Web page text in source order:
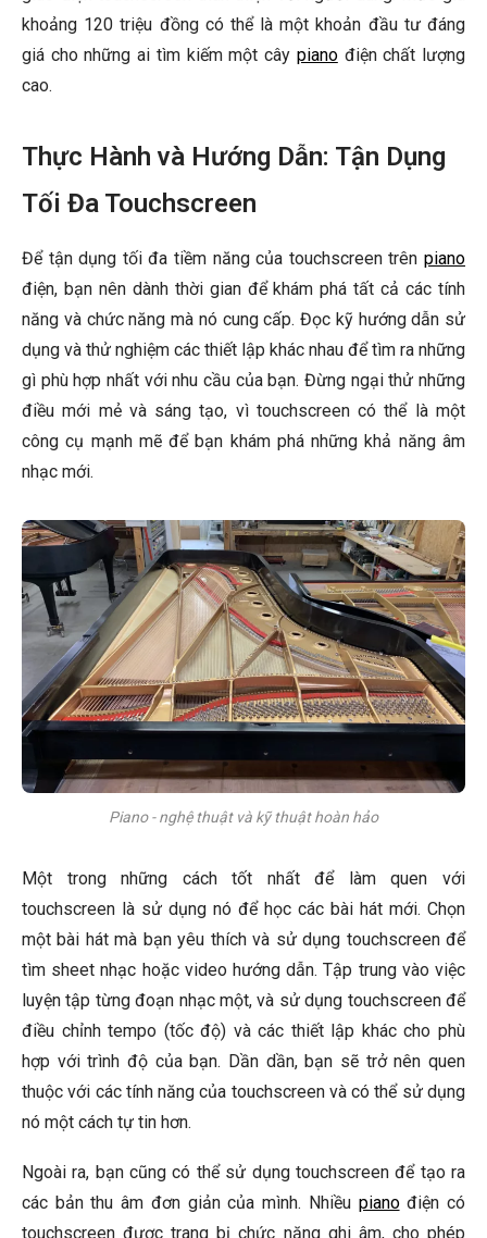
khoảng 120 triệu đồng có thể là một khoản đầu tư đáng
giá cho những ai tìm kiếm một cây pianođiện chất lượng
cao.
Thực Hành và Hướng Dẫn: Tận Dụng
Tối Đa Touchscreen
Để tận dụng tối đa tiềm năng của touchscreen trên piano
điện, bạn nên dành thời gian để khám phá tất cả các tính
năng và chức năng mà nó cung cấp. Đọc kỹ hướng dẫn sử
dụng và thử nghiệm các thiết lập khác nhau để tìm ra những
gì phù hợp nhất với nhu cầu của bạn. Đừng ngại thử những
điều mới mẻ và sáng tạo, vì touchscreen có thể là một
công cụ mạnh mẽ để bạn khám phá những khả năng âm
nhạc mới.
Piano - nghệ thuật và kỹ thuật hoàn hảo
Một trong những cách tốt nhất để làm quen với
touchscreen là sử dụng nó để học các bài hát mới. Chọn
một bài hát mà bạn yêu thích và sử dụng touchscreen để
tìm sheet nhạc hoặc video hướng dẫn. Tập trung vào việc
luyện tập từng đoạn nhạc một, và sử dụng touchscreen để
điều chỉnh tempo (tốc độ) và các thiết lập khác cho phù
hợp với trình độ của bạn. Dần dần, bạn sẽ trở nên quen
thuộc với các tính năng của touchscreen và có thể sử dụng
nó một cách tự tin hơn.
Ngoài ra, bạn cũng có thể sử dụng touchscreen để tạo ra
các bản thu âm đơn giản của mình. Nhiều pianođiện có
touchscreen được trang bị chức năng ghi âm, cho phép